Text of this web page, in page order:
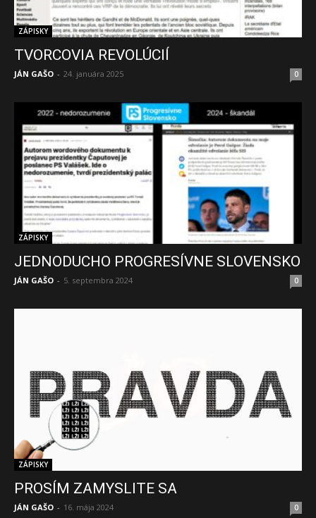
ZÁPISKY
TVORCOVIA REVOLÚCIÍ
JÁN GAŠO - 24. januára 2025 0
ZÁPISKY
JEDNODUCHO PROGRESÍVNE SLOVENSKO
JÁN GAŠO - 5. septembra 2024 0
ZÁPISKY
PROSÍM ZAMYSLITE SA
JÁN GAŠO - 16. mája 2024 0